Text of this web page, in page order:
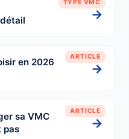
TYPE VMC
→
ARTICLE
en 2026
→
ARTICLE
sa VMC
pas
→